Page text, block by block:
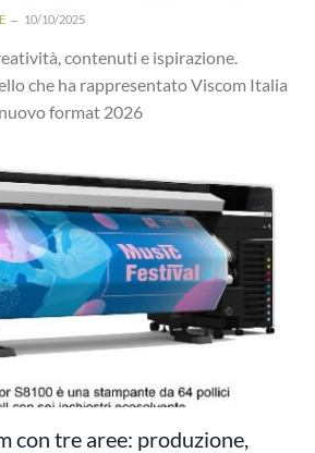
10/10/2025
contenuti e ispirazione.
che ha rappresentato Viscom Italia
format 2026
con tre aree: produzione,